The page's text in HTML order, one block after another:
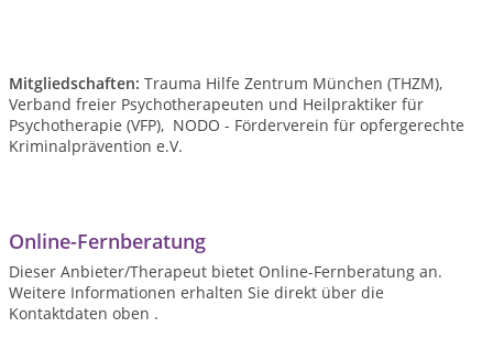
Mitgliedschaften: Trauma Hilfe Zentrum München (THZM),
Verband freier Psychotherapeuten und Heilpraktiker für
Psychotherapie (VFP), NODO - Förderverein für opfergerechte
Kriminalprävention e.V.
Online-Fernberatung
Dieser Anbieter/Therapeut bietet Online-Fernberatung an.
Weitere Informationen erhalten Sie direkt über die
Kontaktdaten oben .